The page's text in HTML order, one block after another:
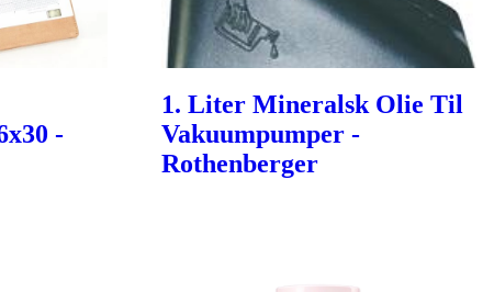
-
1. Liter Mineralsk Olie Til
Vakuumpumper -
Rothenberger